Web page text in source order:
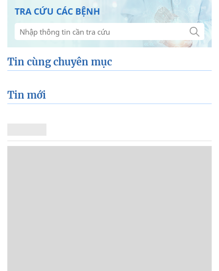
TRA CỨU CÁC BỆNH
Tin cùng chuyên mục
Tin mới